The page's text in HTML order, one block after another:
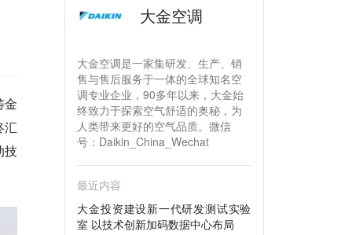
金
汇
技
大金空调
大金空调是一家集研发、生产、销
售与售后服务于一体的全球知名空
调专业企业，90多年以来，大金始
终致力于探索空气舒适的奥秘，为
人类带来更好的空气品质。微信
号：Daikin_China_Wechat
最近内容
大金投资建设新一代研发测试实验
室 以技术创新加码数据中心布局